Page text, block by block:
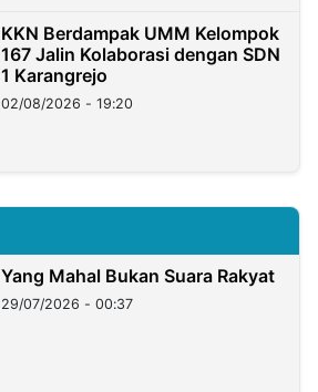
KKN Berdampak UMM Kelompok
167 Jalin Kolaborasi dengan SDN
1 Karangrejo
02/08/2026 - 19:20
Yang Mahal Bukan Suara Rakyat
29/07/2026 - 00:37